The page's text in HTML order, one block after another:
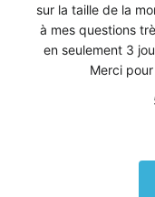
sur la taille de la
à mes questions
en seulement 3
Merci